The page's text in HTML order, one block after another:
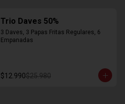
Trio Daves 50%
3 Daves, 3 Papas Fritas Regulares, 6
Empanadas
$12.990$25.980